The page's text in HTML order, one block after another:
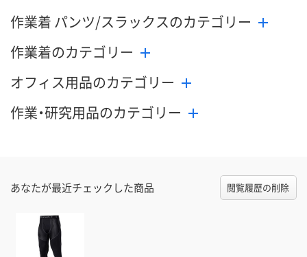
カゴへ カゴへ
作業着 パンツ/スラックスのカテゴリー
作業着のカテゴリー
オフィス用品のカテゴリー
作業・研究用品のカテゴリー
あなたが最近チェックした商品 閲覧履歴の削除